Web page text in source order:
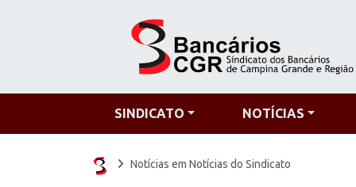
SINDICATO NOTÍCIAS
Notícias em Notícias do Sindicato